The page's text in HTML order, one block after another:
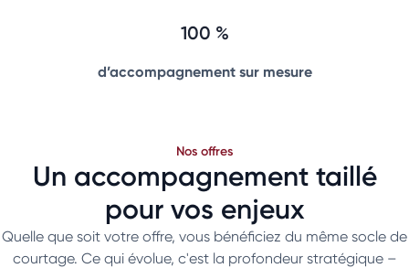
100 %
d’accompagnement sur mesure
Nos offres
Un accompagnement taillé
pour vos enjeux
Quelle que soit votre offre, vous bénéficiez du même socle de
courtage. Ce qui évolue, c'est la profondeur stratégique –